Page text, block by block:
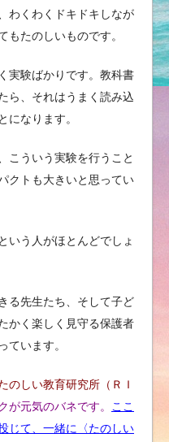
わくわくドキドキしなが
もたのしいものです。
実験ばかりです。教科書
ら、それはうまく読み込
になります。
こういう実験を行うこと
クトも大きいと思ってい
いう人がほとんどでしょ
る先生たち、そして子ど
かく楽しく見守る保護者
ています。
のしい教育研究所（ＲＩ
が元気のバネです。 ここ
じて、 一緒に〈たのしい